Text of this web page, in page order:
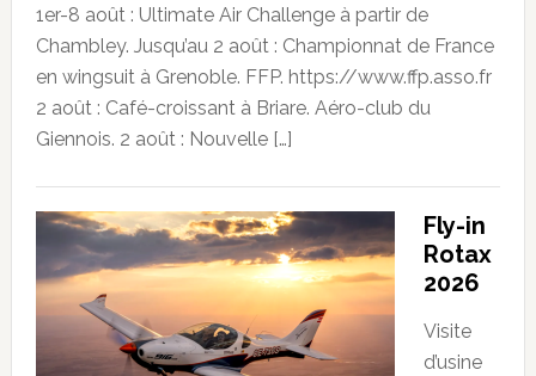
1er-8 août : Ultimate Air Challenge à partir de
Chambley. Jusqu’au 2 août : Championnat de France
en wingsuit à Grenoble. FFP. https://www.ffp.asso.fr
2 août : Café-croissant à Briare. Aéro-club du
Giennois. 2 août : Nouvelle […]
Fly-in
Rotax
2026
Visite
d’usine